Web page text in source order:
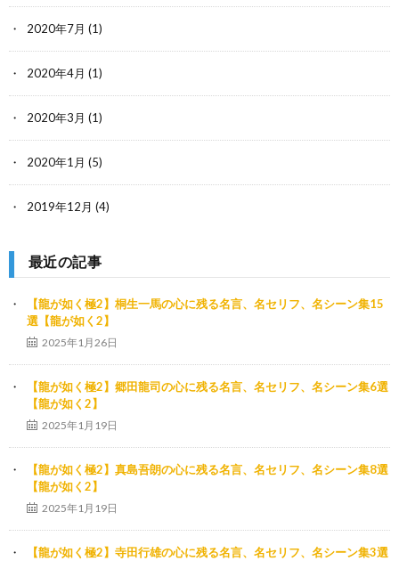
2020年7月 (1)
2020年4月 (1)
2020年3月 (1)
2020年1月 (5)
2019年12月 (4)
最近の記事
【龍が如く極2】桐生一馬の心に残る名言、名セリフ、名シーン集15
選【龍が如く2】
2025年1月26日
【龍が如く極2】郷田龍司の心に残る名言、名セリフ、名シーン集6選
【龍が如く2】
2025年1月19日
【龍が如く極2】真島吾朗の心に残る名言、名セリフ、名シーン集8選
【龍が如く2】
2025年1月19日
【龍が如く極2】寺田行雄の心に残る名言、名セリフ、名シーン集3選